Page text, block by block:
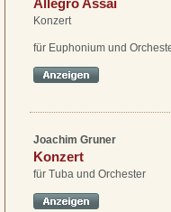
Allegro Assai
Konzert
für Euphonium und
Joachim Gruner
Konzert
für Tuba und Orchester